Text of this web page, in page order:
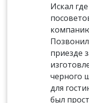
Искал
приезде
черного
для
был